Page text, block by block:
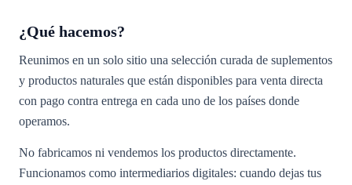
¿Qué hacemos?
Reunimos en un solo sitio una selección curada de suplementos
y productos naturales que están disponibles para venta directa
con pago contra entrega en cada uno de los países donde
operamos.
No fabricamos ni vendemos los productos directamente.
Funcionamos como intermediarios digitales: cuando dejas tus